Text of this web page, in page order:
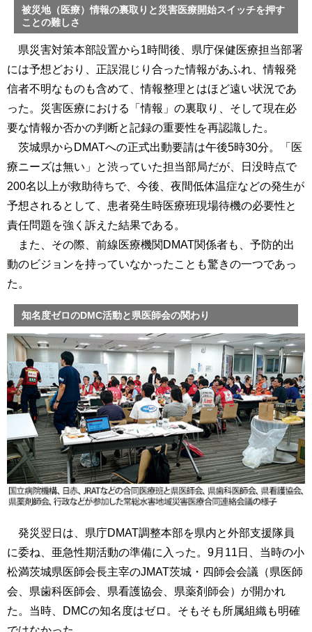
被災地（医療）情報の裏取りと災害医療開始スイッチを押す
ことの難しさ
県災害対策本部設置から1時間後、県庁保健医療担当部署
には予想どおり、正誤混じり合った情報があふれ、情報発
信者不明なものも含めて、情報整理とはほど遠い状況であ
った。災害医療における「情報」の裏取り、そして現在必
要な情報か否かの判断と記録の重要性を再認識した。
茨城県からDMATへの正式出動要請は午後5時30分。「医
療ニーズは無い」と渋っていた担当部局だが、日没時点で
200名以上が救助待ちで、今後、夜間低体温症などの発生が
予想されるとして、患者発生時医療班現場待機の必要性と
責任問題を強く訴えた結果である。
また、その際、前線医療機関DMAT関係者も、予防的出
動のビジョンを持っていなかったことも驚きの一つであっ
た。
知名度ゼロのDMC活動と県医師会の関わり
発災翌日は、県庁DMAT調整本部を県内と外部支援隊員
に委ね、亜急性期活動の準備に入った。9月11日、当時の小
松満茨城県医師会長主宰のJMAT茨城・四師会会議（県医師
会、県歯科医師会、県看護協会、県薬剤師会）が開かれ
た。当時、DMCの知名度はゼロ。そもそも所属組織も明確